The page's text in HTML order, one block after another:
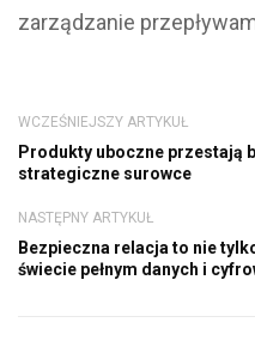
zarządzanie
WCZEŚNIEJSZY ARTYKUŁ
Produkty uboczne przestają
strategiczne surowce
NASTĘPNY ARTYKUŁ
Bezpieczna relacja to nie
świecie pełnym danych i